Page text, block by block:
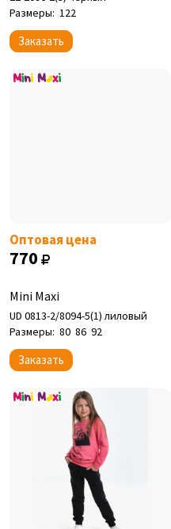
Размеры: 122
Заказать
Оптовая цена
770
Mini Maxi
UD 0813-2/8094-5(1) лиловый
Размеры: 80 86 92
Заказать